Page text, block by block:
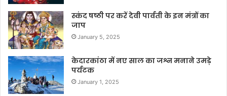
स्कंद षष्ठी पर करें देवी पार्वती के इन मंत्रों का
जाप
January 5, 2025
केदारकांठा में नए साल का जश्न मनाने उमड़े
पर्यटक
January 1, 2025